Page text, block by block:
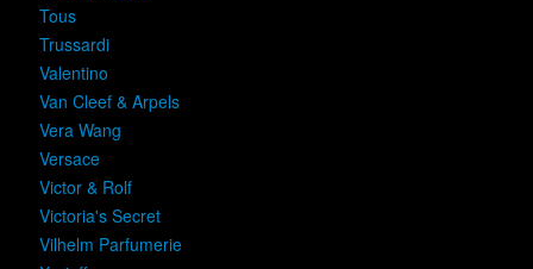
Tous
Trussardi
Valentino
Van Cleef & Arpels
Vera Wang
Versace
Victor & Rolf
Victoria's Secret
Vilhelm Parfumerie